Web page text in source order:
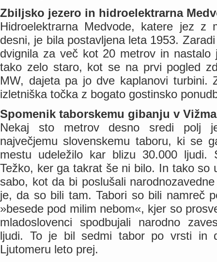
Zbiljsko jezero in hidroelektrarna
Hidroelektrarna Medvode, katere jez z
desni, je bila postavljena leta 1953.
dvignila za več kot 20 metrov in
tako zelo staro, kot se na prvi pogled
MW, dajeta pa jo dve kaplanovi turbini.
izletniška točka z bogato gostinsko
Spomenik taborskemu gibanju v
Nekaj sto metrov desno sredi polj
največjemu slovenskemu taboru, ki se
mestu udeležilo kar blizu 30.000 ljudi.
Težko, ker ga takrat še ni bilo. In tako so
sabo, kot da bi poslušali
je, da so bili tam. Tabori so bili namreč
»besede pod milim nebom«, kjer so
mladoslovenci spodbujali narodno
ljudi. To je bil sedmi tabor po vrsti in
Ljutomeru leto prej.